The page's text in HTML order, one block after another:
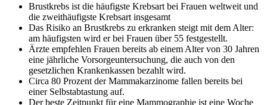
Brustkrebs ist die häufigste Krebsart bei Frauen weltweit und
die zweithäufigste Krebsart insgesamt
Das Risiko an Brustkrebs zu erkranken steigt mit dem Alter:
am häufigsten wird er bei Frauen über 55 festgestellt.
Ärzte empfehlen Frauen bereits ab einem Alter von 30 Jahren
eine jährliche Vorsorgeuntersuchung, die auch von den
gesetzlichen Krankenkassen bezahlt wird.
Circa 80 Prozent der Mammakarzinome fallen bereits bei
einer Selbstabtastung auf.
Der beste Zeitpunkt für eine Mammographie ist eine Woche